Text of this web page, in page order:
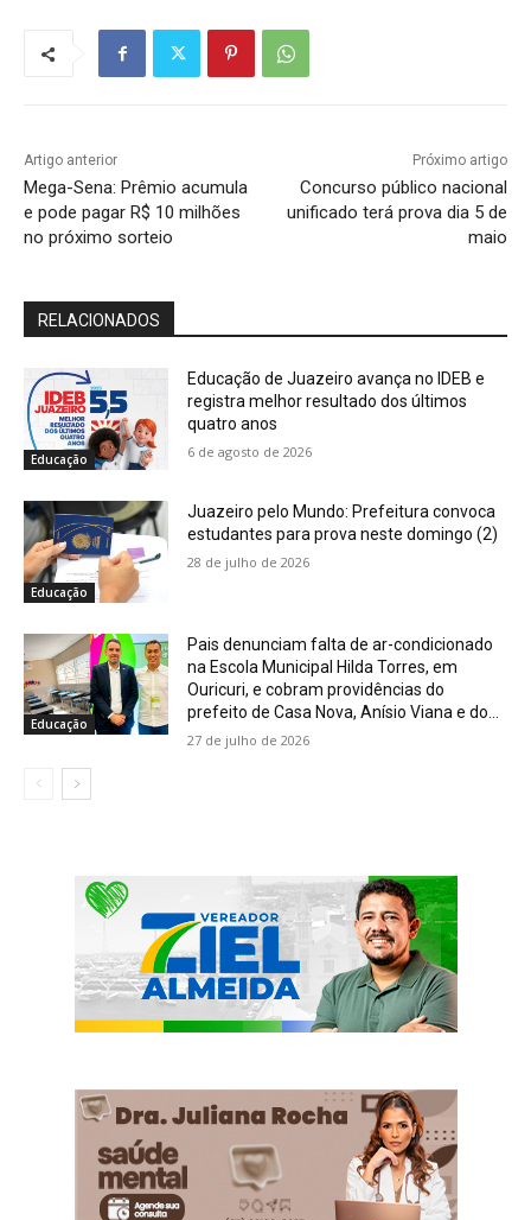
Artigo anterior
Mega-Sena: Prêmio acumula
e pode pagar R$ 10 milhões
no próximo sorteio
Próximo artigo
Concurso público nacional
unificado terá prova dia 5 de
maio
RELACIONADOS
Educação
Educação de Juazeiro avança no IDEB e
registra melhor resultado dos últimos
quatro anos
6 de agosto de 2026
Educação
Juazeiro pelo Mundo: Prefeitura convoca
estudantes para prova neste domingo (2)
28 de julho de 2026
Educação
Pais denunciam falta de ar-condicionado
na Escola Municipal Hilda Torres, em
Ouricuri, e cobram providências do
prefeito de Casa Nova, Anísio Viana e do...
27 de julho de 2026